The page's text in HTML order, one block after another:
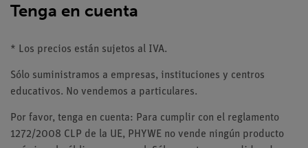
Tenga en cuenta
* Los precios están sujetos al IVA.
Sólo suministramos a empresas, instituciones y centros
educativos. No vendemos a particulares.
Por favor, tenga en cuenta: Para cumplir con el reglamento
1272/2008 CLP de la UE, PHYWE no vende ningún producto